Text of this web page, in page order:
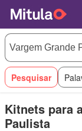
Pesquisar
Kitnets para
Paulista